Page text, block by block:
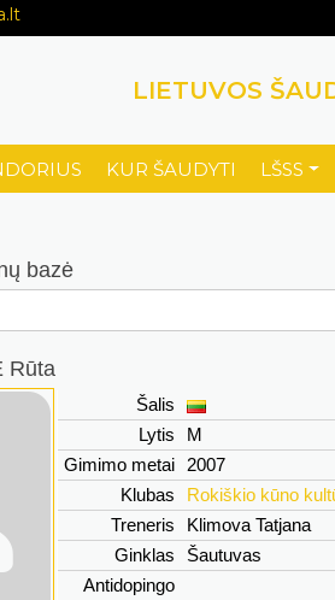
LIETUVOS
KUR ŠAUDYTI LŠSS
bazė
Rūta
Šalis
Lytis
M
Gimimo metai
2007
Klubas
Rokiškio kūno
Treneris
Klimova Tatjana
Ginklas
Šautuvas
Antidopingo